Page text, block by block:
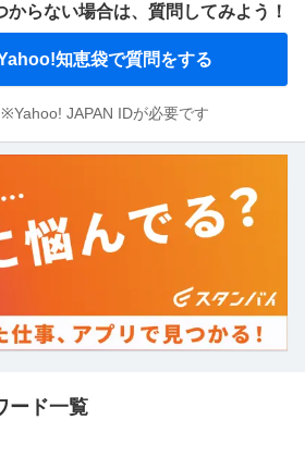
からない場合は、 質問してみよう！
知恵袋で質問をする
※Yahoo! JAPAN IDが必要です
ード一覧